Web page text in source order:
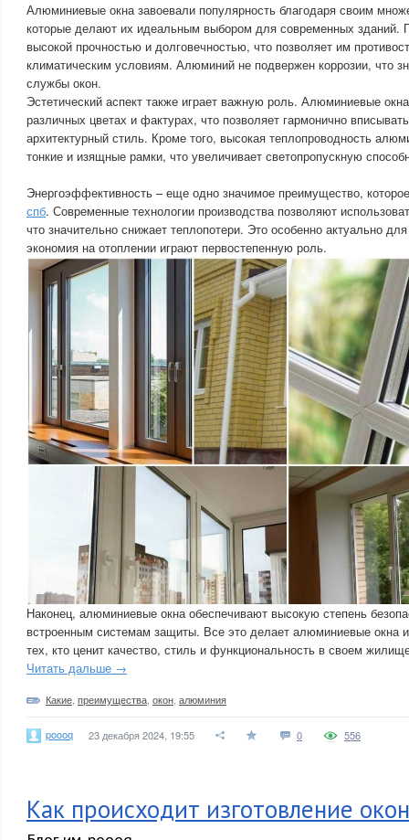
Алюминиевые окна завоевали популярность благодаря своим
которые делают их идеальным выбором для современных зданий.
высокой прочностью и долговечностью, что позволяет им
климатическим условиям. Алюминий не подвержен коррозии, что
службы окон.
Эстетический аспект также играет важную роль. Алюминиевые
различных цветах и фактурах, что позволяет гармонично
архитектурный стиль. Кроме того, высокая теплопроводность
тонкие и изящные рамки, что увеличивает светопропускную
Энергоэффективность – еще одно значимое преимущество,
спб. Современные технологии производства позволяют
что значительно снижает теплопотери. Это особенно актуально
экономия на отоплении играют первостепенную роль.
Наконец, алюминиевые окна обеспечивают высокую степень
встроенным системам защиты. Все это делает алюминиевые окна
тех, кто ценит качество, стиль и функциональность в своем
Читать дальше →
Какие преимущества окон алюминия
poooq 23 декабря 2024, 19:55 0 556
Как происходит изготовление